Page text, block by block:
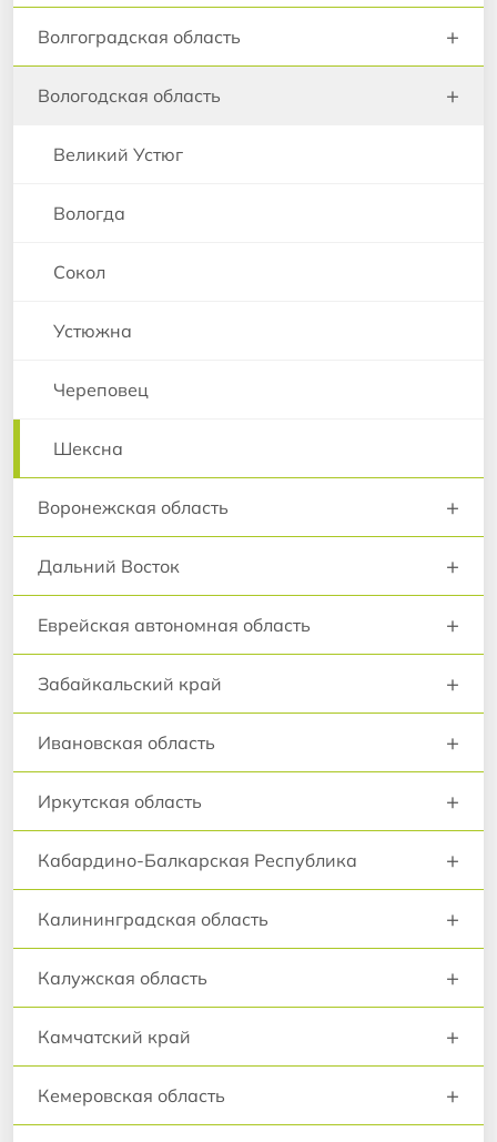
Волгоградская область +
Вологодская область +
Великий Устюг
Вологда
Сокол
Устюжна
Череповец
Шексна
Воронежская область +
Дальний Восток +
Еврейская автономная область +
Забайкальский край +
Ивановская область +
Иркутская область +
Кабардино-Балкарская Республика +
Калининградская область +
Калужская область +
Камчатский край +
Кемеровская область +